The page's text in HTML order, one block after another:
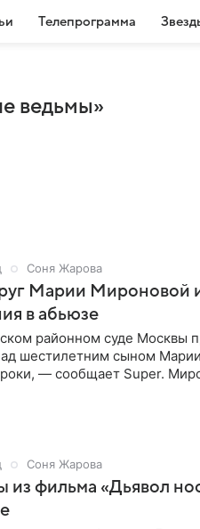
Телепрограмма
ведьмы»
Соня Жарова
Марии Мироновой
в абьюзе
районном суде Москвы
шестилетним сыном
— сообщает Super.
Соня Жарова
из фильма «Дьявол